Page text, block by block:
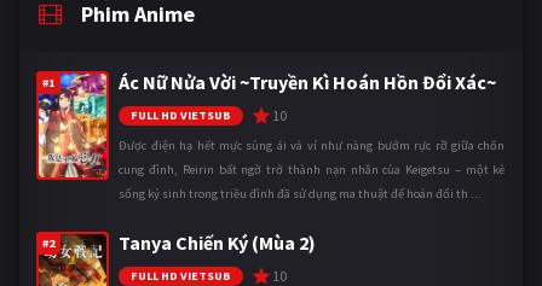
Phim Anime
#1 Ác Nữ Nửa Vời ~Truyền Kì Hoán Hồn Đổi Xác~
FULL HD VIETSUB 10
Được điện hạ hết mực sủng ái và ví như nàng bướm rực rỡ giữa chốn
cung đình, Reirin bất ngờ trở thành nạn nhân của Keigetsu – một kẻ
sống ký sinh trong triều đình đã sử dụng ma thuật để hoán đổi th ...
#2 Tanya Chiến Ký (Mùa 2)
FULL HD VIETSUB 10